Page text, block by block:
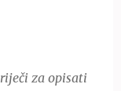
za opisati